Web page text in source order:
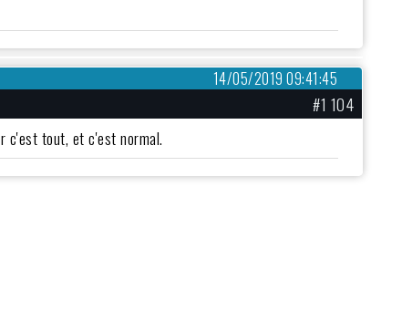
14/05/2019 09:41:45
#1 104
c'est tout, et c'est normal.